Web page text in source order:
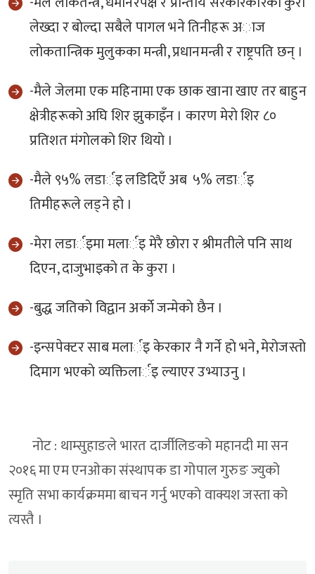
लेख्दा र बाेल्दा सबैले पागल भने तिनीहरू अाज
लाेकतान्त्रिक मुलुकका मन्त्री, प्रधानमन्त्री र राष्ट्रपति छन् ।
-मैले जेलमा एक महिनामा एक छाक खाना खाए तर बाहुन
क्षेत्रीहरूकाे अघि शिर झुकाइँन । कारण मेराे शिर ८०
प्रतिशत मंगाेलकाे शिर थियाे ।
-मैले ९५% लडार्इ लडिदिएँ अब ५% लडार्इ
तिमीहरूले लड्ने हाे ।
-मेरा लडार्इमा मलार्इ मेरै छाेरा र श्रीमतीले पनि साथ
दिएन, दाजुभाइकाे त के कुरा ।
-बुद्ध जतिकाे विद्वान अर्काे जन्मेकाे छैन ।
-इन्सपेक्टर साब मलार्इ केरकार नै गर्ने हाे भने, मेराेजस्ताे
दिमाग भएकाे व्यक्तिलार्इ ल्याएर उभ्याउनु ।
नोट : थाम्सुहाङले भारत दार्जीलिङको महानदी मा सन
२०१६ मा एम एनओका संस्थापक डा गोपाल गुरुङ ज्युको
स्मृति सभा कार्यक्रममा बाचन गर्नु भएको वाक्यश जस्ता को
त्यस्तै ।